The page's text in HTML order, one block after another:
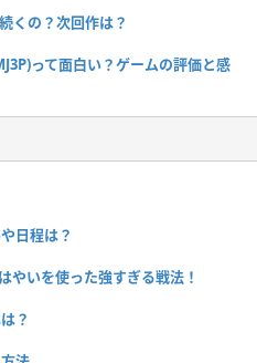
くの？次回作は？
って面白い？ゲームの評価と感
日程は？
やいを使った強すぎる戦法！
？